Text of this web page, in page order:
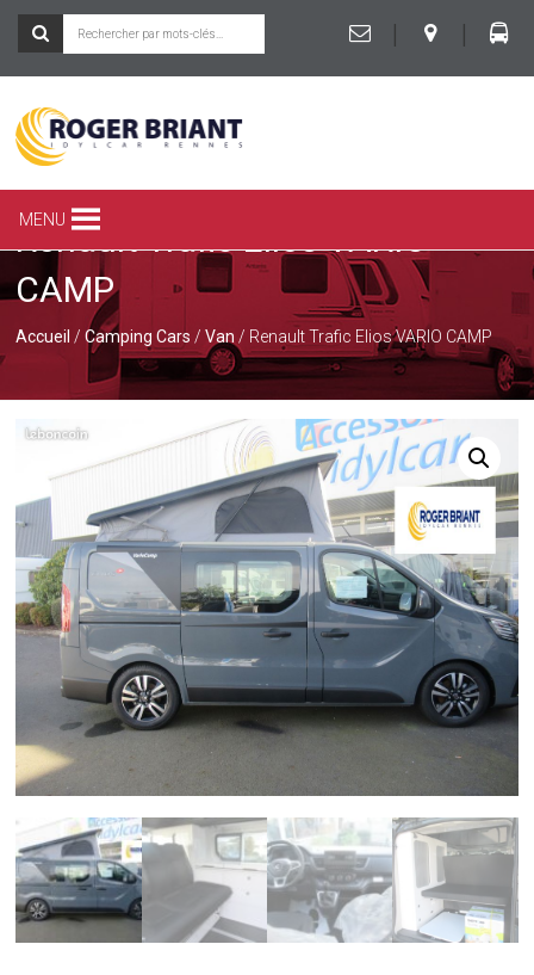
|
|
ROGER
BRIANT
SPÉCIALISTE
CAR
DE
CARAVANE
À
MENU
Renault Trafic Elios VARIO
CAMP
Accueil /Camping Cars /Van / Renault Trafic Elios VARIO CAMP